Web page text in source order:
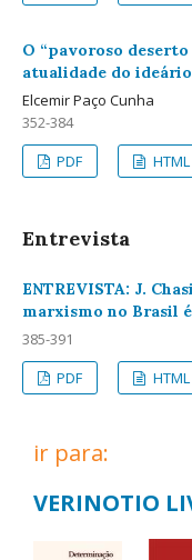
O “pavoroso
atualidade do
Elcemir Paço Cunha
352-384
PDF
HTML
Entrevista
ENTREVISTA: J.
marxismo no Brasil
385-391
PDF
HTML
ir para:
VERINOTIO